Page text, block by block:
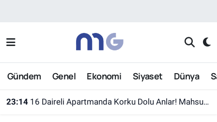
Gündem Genel Ekonomi Siyaset Dünya
23:14 16 Daireli Apartmanda Korku Dolu Anlar! Mahsur Kalanlar Kurtarıldı
Nöbetçi Eczaneler
Hava Durumu